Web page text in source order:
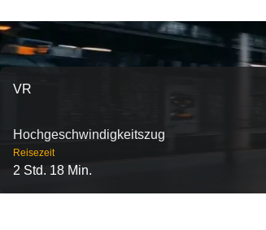
VR
Hochgeschwindigkeitszug
Reisezeit
2 Std. 18 Min.